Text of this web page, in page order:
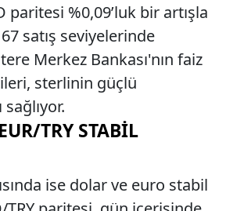
paritesi %0,09’luk bir artışla
satış seviyelerinde
Merkez Bankası'nın faiz
sterlinin güçlü
TRY STABIL
ise dolar ve euro stabil